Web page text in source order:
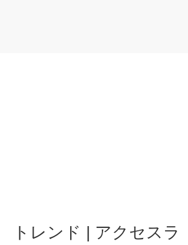
トレンド | アクセスラ